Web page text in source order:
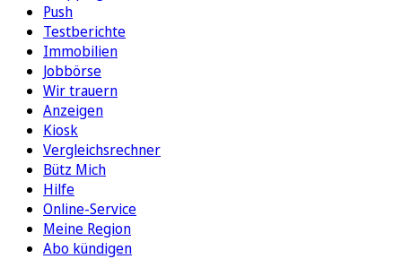
Push
Testberichte
Immobilien
Jobbörse
Wir trauern
Anzeigen
Kiosk
Vergleichsrechner
Bütz Mich
Hilfe
Online-Service
Meine Region
Abo kündigen